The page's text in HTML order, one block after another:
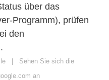
über das
Programm), prüfen
den
| Sehen Sie sich die
an